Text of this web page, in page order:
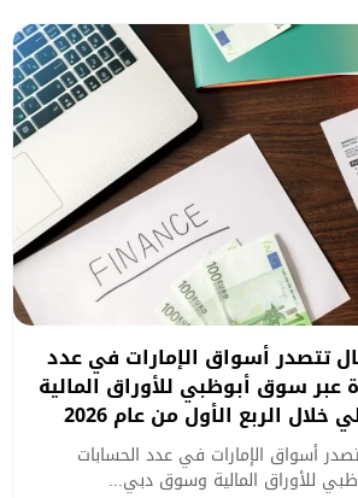
تتصدر أسواق الإمارات في عدد
عبر سوق أبوظبي للأوراق المالية
الربع الأول من عام 2026
أسواق الإمارات في عدد الحسابات
للأوراق المالية وسوق دبي...